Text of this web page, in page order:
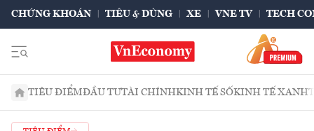
CHỨNG KHOÁN TIÊU & DÙNG XE VNE TV TECH
TIÊU ĐIỂMĐẦU TƯTÀI CHÍNHKINH TẾ SỐKINH TẾ XANH